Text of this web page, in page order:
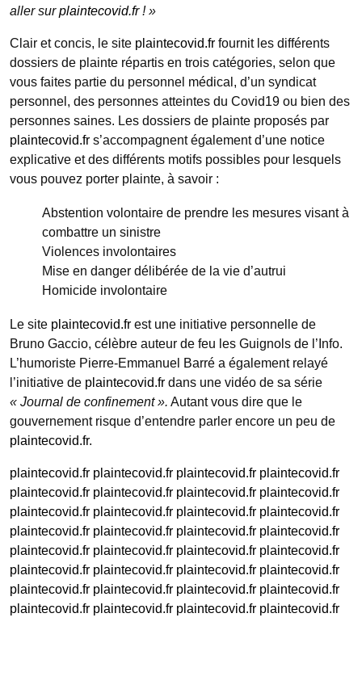
aller surplaintecovid.fr! »
Clair et concis, le site plaintecovid.fr fournit les différents
dossiers de plainte répartis en trois catégories, selon que
vous faites partie du personnel médical, d’un syndicat
personnel, des personnes atteintes du Covid19 ou bien des
personnes saines. Les dossiers de plainte proposés par
plaintecovid.fr s’accompagnent également d’une notice
explicative et des différents motifs possibles pour lesquels
vous pouvez porter plainte, à savoir :
Abstention volontaire de prendre les mesures visant à
combattre un sinistre
Violences involontaires
Mise en danger délibérée de la vie d’autrui
Homicide involontaire
Le site plaintecovid.fr est une initiative personnelle de
Bruno Gaccio, célèbre auteur de feu les Guignols de l’Info.
L’humoriste Pierre-Emmanuel Barré a également relayé
l’initiative de plaintecovid.fr dans une vidéo de sa série
« Journal de confinement ». Autant vous dire que le
gouvernement risque d’entendre parler encore un peu de
plaintecovid.fr.
plaintecovid.fr plaintecovid.fr plaintecovid.fr plaintecovid.fr
plaintecovid.fr plaintecovid.fr plaintecovid.fr plaintecovid.fr
plaintecovid.fr plaintecovid.fr plaintecovid.fr plaintecovid.fr
plaintecovid.fr plaintecovid.fr plaintecovid.fr plaintecovid.fr
plaintecovid.fr plaintecovid.fr plaintecovid.fr plaintecovid.fr
plaintecovid.fr plaintecovid.fr plaintecovid.fr plaintecovid.fr
plaintecovid.fr plaintecovid.fr plaintecovid.fr plaintecovid.fr
plaintecovid.fr plaintecovid.fr plaintecovid.fr plaintecovid.fr